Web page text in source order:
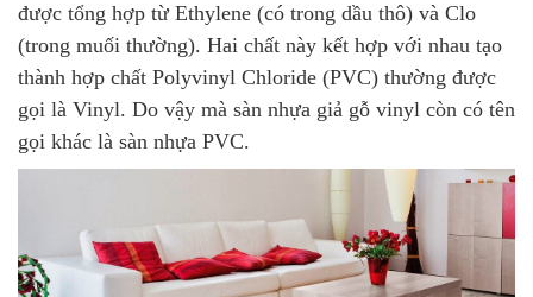
được tổng hợp từ Ethylene (có trong dầu thô) và Clo
(trong muối thường). Hai chất này kết hợp với nhau tạo
thành hợp chất Polyvinyl Chloride (PVC) thường được
gọi là Vinyl. Do vậy mà sàn nhựa giả gỗ vinyl còn có tên
gọi khác là sàn nhựa PVC.